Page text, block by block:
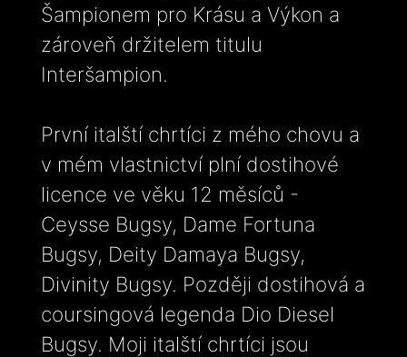
Šampionem pro Krásu a Výkon a
zároveň držitelem titulu
Interšampion.
První italští chrtíci z mého chovu a
v mém vlastnictví plní dostihové
licence ve věku 12 měsíců -
Ceysse Bugsy, Dame Fortuna
Bugsy, Deity Damaya Bugsy,
Divinity Bugsy. Později dostihová a
coursingová legenda Dio Diesel
Bugsy. Moji italští chrtíci jsou